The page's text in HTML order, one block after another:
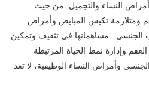
أمراض النساء والتجميل من حيث
ومتلازمة تكيس المبايض وأمراض
الجنسي. مساهماتها في تثقيف وتمكين
وإدارة نمط الحياة المرتبطة
وأمراض النساء الوظيفية، لا تعد